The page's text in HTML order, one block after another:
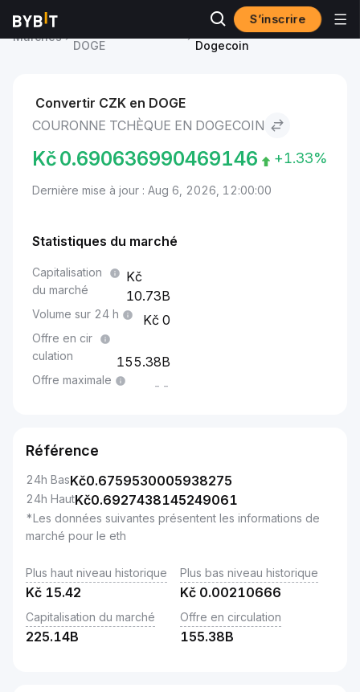
S’inscrire
Marchés
DOGE
Couronne tchèque to
Dogecoin
Convertir CZK en DOGE
COURONNE TCHÈQUE EN DOGECOIN
Kč0.690636990469146 +1.33%
Dernière mise à jour : Aug 6, 2026, 12:00:00
Statistiques du marché
Capitalisation
du marché
10.73B
Volume sur 24 h 0
Offre en cir
culation
155.38B
Offre maximale --
Référence
24h BasKč0.6759530005938275
24h HautKč0.6927438145249061
*Les données suivantes présentent les informations de
marché pour le eth
Plus haut niveau historique
Kč 15.42
Plus bas niveau historique
Kč 0.00210666
Capitalisation du marché
225.14B
Offre en circulation
155.38B